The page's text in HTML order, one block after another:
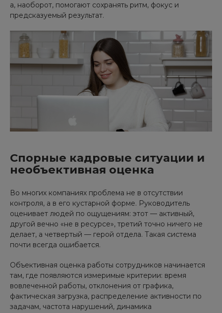
а, наоборот, помогают сохранять ритм, фокус и
предсказуемый результат.
Спорные кадровые ситуации и
необъективная оценка
Во многих компаниях проблема не в отсутствии
контроля, а в его кустарной форме. Руководитель
оценивает людей по ощущениям: этот — активный,
другой вечно «не в ресурсе», третий точно ничего не
делает, а четвертый — герой отдела. Такая система
почти всегда ошибается.
Объективная оценка работы сотрудников начинается
там, где появляются измеримые критерии: время
вовлеченной работы, отклонения от графика,
фактическая загрузка, распределение активности по
задачам, частота нарушений, динамика